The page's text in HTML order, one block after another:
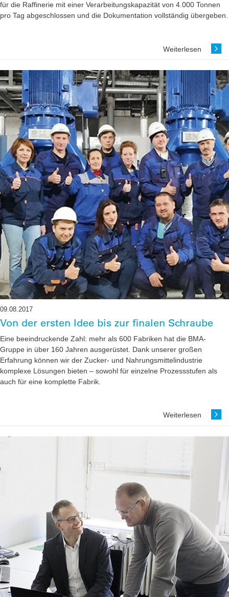
für die Raffinerie mit einer Verarbeitungskapazität von 4.000 Tonnen
pro Tag abgeschlossen und die Dokumentation vollständig übergeben.
Weiterlesen
09.08.2017
Von der ersten Idee bis zur ­finalen Schraube
Eine beeindruckende Zahl: mehr als 600 Fabriken hat die BMA-
Gruppe in über 160 Jahren ausgerüstet. Dank ­unserer großen
Erfahrung können wir der Zucker- und Nahrungsmittelindustrie
komplexe Lösungen bieten – sowohl für einzelne Prozess­stufen als
auch für eine ­komplette Fabrik.
Weiterlesen